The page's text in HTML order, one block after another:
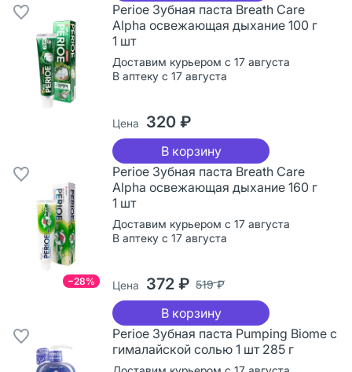
Perioe Зубная паста Breath Care
Alpha освежающая дыхание 100 г
1 шт
Доставим курьером с 17 августа
В аптеку с 17 августа
Цена 320 ₽
В корзину
−28%
Perioe Зубная паста Breath Care
Alpha освежающая дыхание 160 г
1 шт
Доставим курьером с 17 августа
В аптеку с 17 августа
Цена 372 ₽ 519 ₽
В корзину
Perioe Зубная паста Pumping Biome с
гималайской солью 1 шт 285 г